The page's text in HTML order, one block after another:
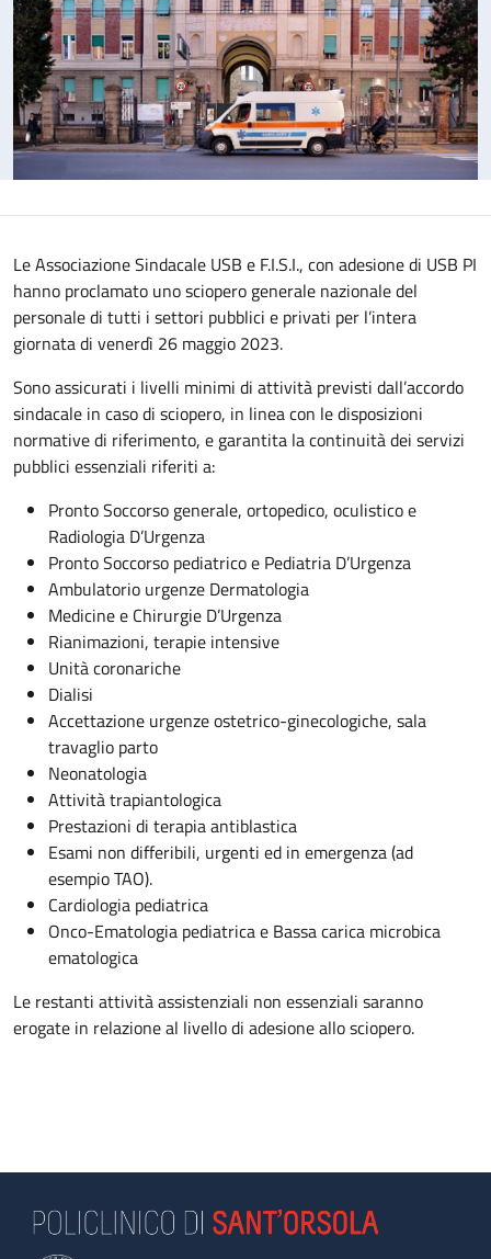
Le Associazione Sindacale USB e F.I.S.I., con adesione di USB PI
hanno proclamato uno sciopero generale nazionale del
personale di tutti i settori pubblici e privati per l’intera
giornata di venerdì 26 maggio 2023.
Sono assicurati i livelli minimi di attività previsti dall’accordo
sindacale in caso di sciopero, in linea con le disposizioni
normative di riferimento, e garantita la continuità dei servizi
pubblici essenziali riferiti a:
Pronto Soccorso generale, ortopedico, oculistico e
Radiologia D’Urgenza
Pronto Soccorso pediatrico e Pediatria D’Urgenza
Ambulatorio urgenze Dermatologia
Medicine e Chirurgie D’Urgenza
Rianimazioni, terapie intensive
Unità coronariche
Dialisi
Accettazione urgenze ostetrico-ginecologiche, sala
travaglio parto
Neonatologia
Attività trapiantologica
Prestazioni di terapia antiblastica
Esami non differibili, urgenti ed in emergenza (ad
esempio TAO).
Cardiologia pediatrica
Onco-Ematologia pediatrica e Bassa carica microbica
ematologica
Le restanti attività assistenziali non essenziali saranno
erogate in relazione al livello di adesione allo sciopero.